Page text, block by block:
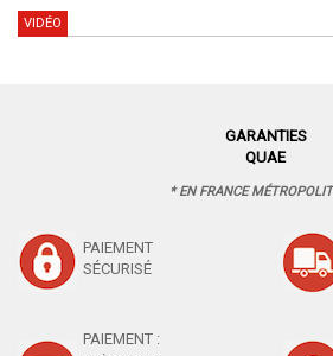
VIDÉO
GARANTIES
QUAE
* EN FRANCE
PAIEMENT
SÉCURISÉ
PAIEMENT :